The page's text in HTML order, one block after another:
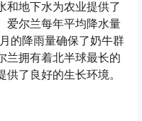
和地下水为农业提供了
爱尔兰每年平均降水量
的降雨量确保了奶牛群
兰拥有着北半球最长的
了良好的生长环境。